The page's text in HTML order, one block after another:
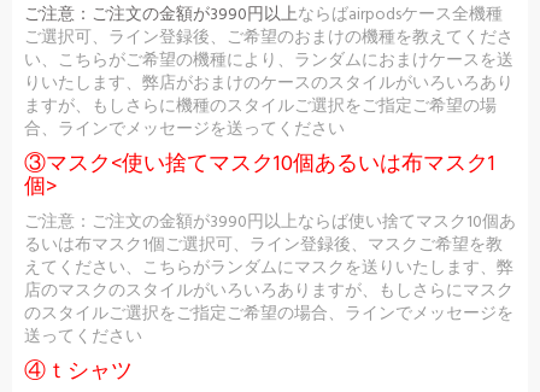
ご注意： ご注文の金額が3990円以上ならばairpodsケース全機種
ご選択可、ライン登録後、ご希望のおまけの機種を教えてくださ
い、こちらがご希望の機種により、ランダムにおまけケースを送
りいたします、弊店がおまけのケースのスタイルがいろいろあり
ますが、もしさらに機種のスタイルご選択をご指定ご希望の場
合、ラインでメッセージを送ってください
③マスク<使い捨てマスク10個あるいは布マスク1
個>
ご注意：ご注文の金額が3990円以上ならば使い捨てマスク10個あ
るいは布マスク1個ご選択可、ライン登録後、マスクご希望を教
えてください、こちらがランダムにマスクを送りいたします、弊
店のマスクのスタイルがいろいろありますが、もしさらにマスク
のスタイルご選択をご指定ご希望の場合、ラインでメッセージを
送ってください
④ｔシャツ